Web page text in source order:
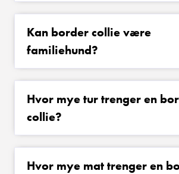
Kan border collie være
familiehund?
Hvor mye tur trenger en
collie?
Hvor mye mat trenger en